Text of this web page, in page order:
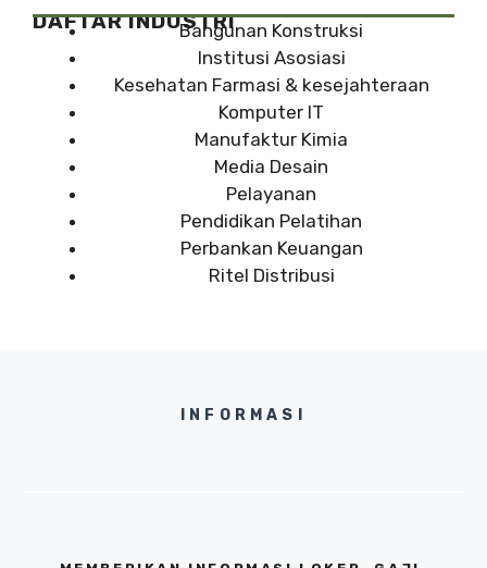
DAFTAR INDUSTRIBangunan Konstruksi
Institusi Asosiasi
Kesehatan Farmasi & kesejahteraan
Komputer IT
Manufaktur Kimia
Media Desain
Pelayanan
Pendidikan Pelatihan
Perbankan Keuangan
Ritel Distribusi
INFORMASI